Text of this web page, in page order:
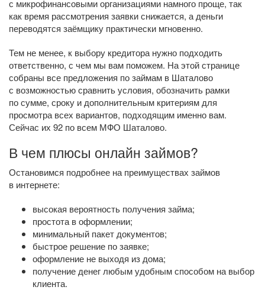
с микрофинансовыми организациями намного проще, так
как время рассмотрения заявки снижается, а деньги
переводятся заёмщику практически мгновенно.
Тем не менее, к выбору кредитора нужно подходить
ответственно, с чем мы вам поможем. На этой странице
собраны все предложения по займам в Шаталово
с возможностью сравнить условия, обозначить рамки
по сумме, сроку и дополнительным критериям для
просмотра всех вариантов, подходящим именно вам.
Сейчас их 92 по всем МФО Шаталово.
В чем плюсы онлайн займов?
Остановимся подробнее на преимуществах займов
в интернете:
высокая вероятность получения займа;
простота в оформлении;
минимальный пакет документов;
быстрое решение по заявке;
оформление не выходя из дома;
получение денег любым удобным способом на выбор
клиента.